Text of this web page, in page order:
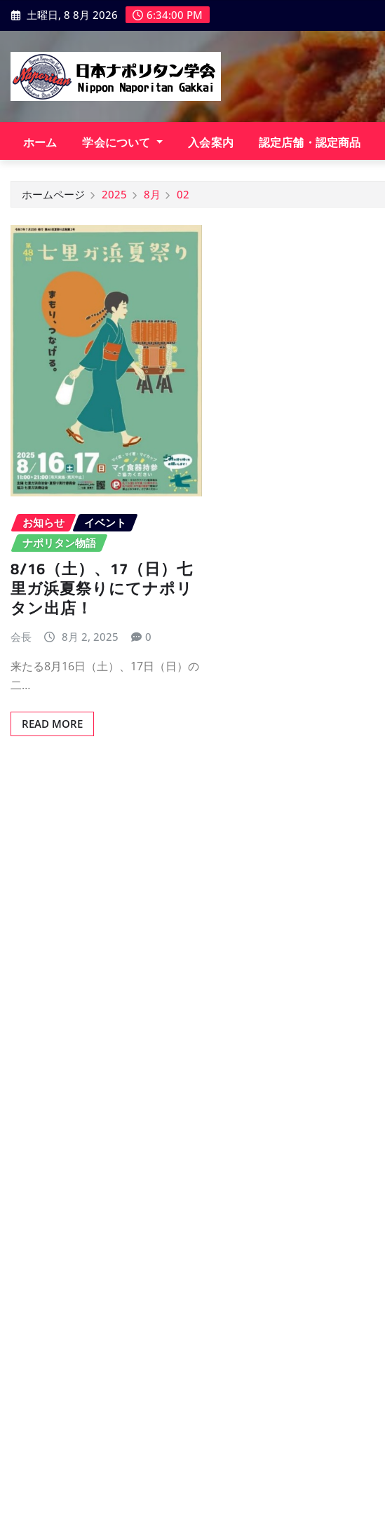
ン
ス
ッ
土曜日, 8 8月 2026 6:34:01 PM
ホーム 学会について 入会案内 認定店舗・認定商品
ホームページ 2025 8月 02
お知らせ
イベント
ナポリタン物語
8/16（土）、17（日）七
里ガ浜夏祭りにてナポリ
タン出店！
会長 8月 2, 2025 0
来たる8月16日（土）、17日（日）の
二…
READ MORE